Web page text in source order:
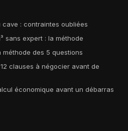
: contraintes oubliées
sans expert : la méthode
des 5 questions
clauses à négocier avant de
économique avant un débarras